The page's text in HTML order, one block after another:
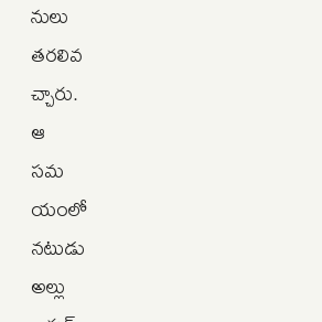
నులు
తరలివ
చ్చారు.
ఆ
సమ
యంలో
నటుడు
అల్లు